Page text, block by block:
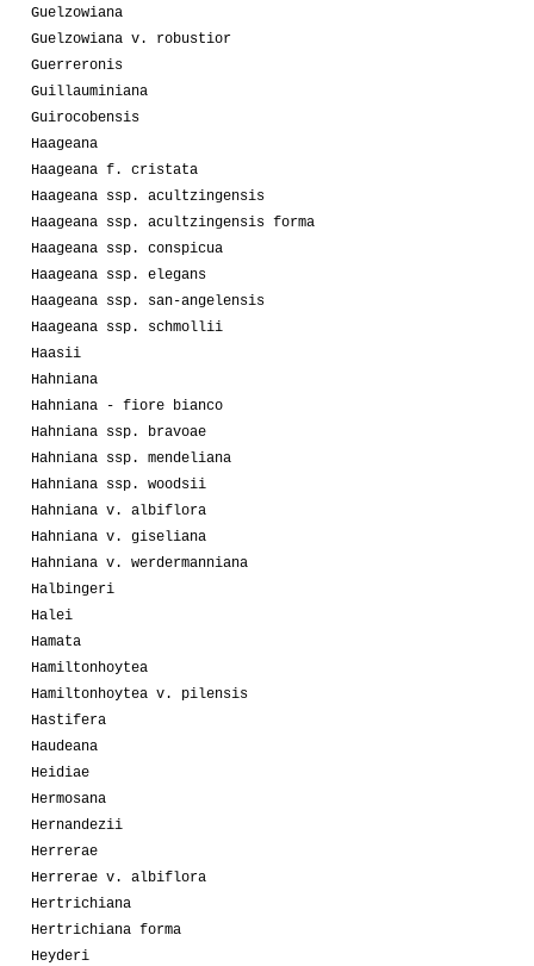
Guelzowiana
Guelzowiana v. robustior
Guerreronis
Guillauminiana
Guirocobensis
Haageana
Haageana f. cristata
Haageana ssp. acultzingensis
Haageana ssp. acultzingensis forma
Haageana ssp. conspicua
Haageana ssp. elegans
Haageana ssp. san-angelensis
Haageana ssp. schmollii
Haasii
Hahniana
Hahniana - fiore bianco
Hahniana ssp. bravoae
Hahniana ssp. mendeliana
Hahniana ssp. woodsii
Hahniana v. albiflora
Hahniana v. giseliana
Hahniana v. werdermanniana
Halbingeri
Halei
Hamata
Hamiltonhoytea
Hamiltonhoytea v. pilensis
Hastifera
Haudeana
Heidiae
Hermosana
Hernandezii
Herrerae
Herrerae v. albiflora
Hertrichiana
Hertrichiana forma
Heyderi